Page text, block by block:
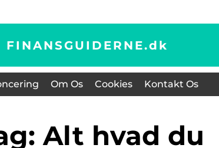
FINANSGUIDERNE.dk
Om Os Cookies Kontakt Os